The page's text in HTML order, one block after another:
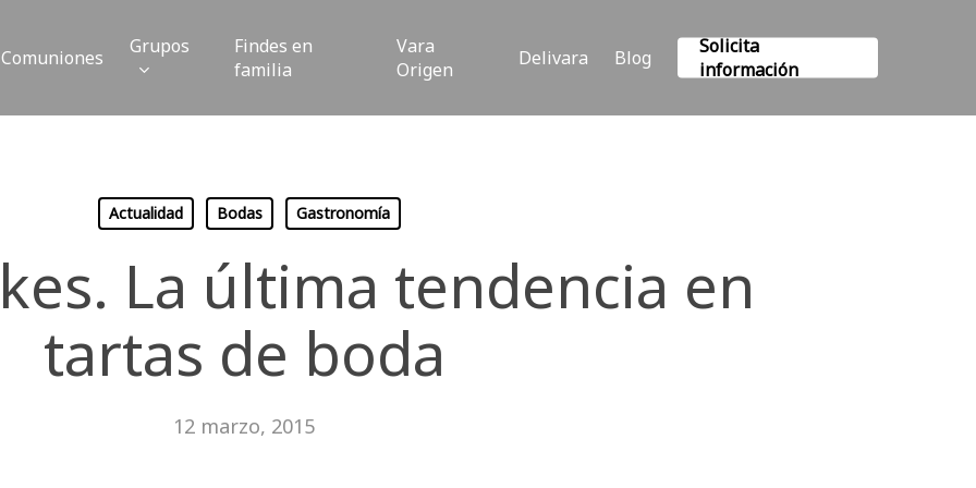
Comuniones Grupos
Findes en
familia
Vara
Origen
Delivara Blog
Solicita
información
Actualidad Bodas Gastronomía
La última tendencia en
tartas de boda
12 marzo, 2015